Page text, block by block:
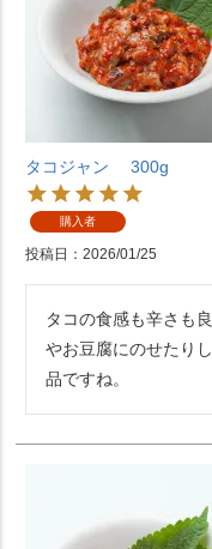
タコジャン 300g
購入者
投稿日 2026/01/25
タコの食感も辛さも
やお豆腐にのせたり
品ですね。